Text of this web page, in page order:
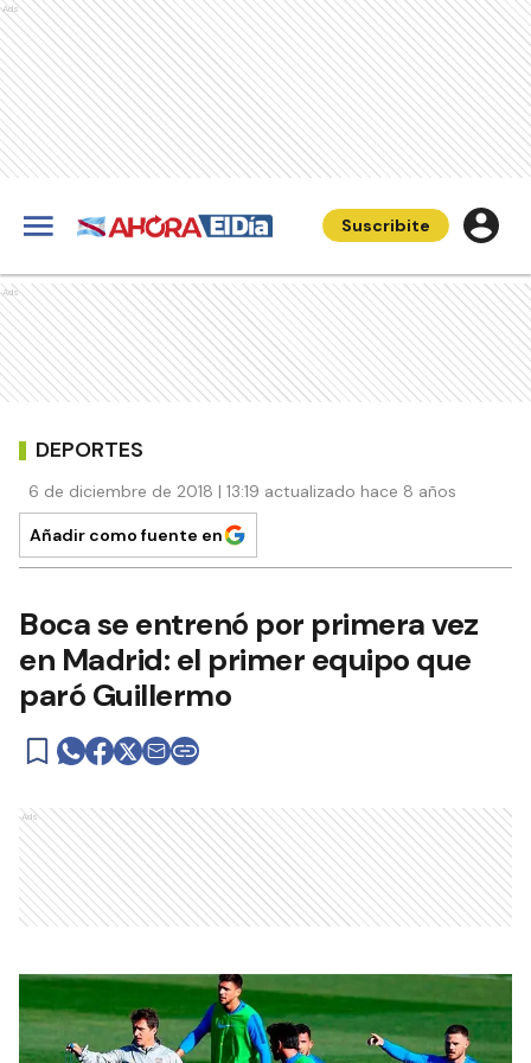
Ads
Suscribite
Ads
DEPORTES
6 de diciembre de 2018 | 13:19 actualizado hace 8 años
Añadir como fuente en
Boca se entrenó por primera vez
en Madrid: el primer equipo que
paró Guillermo
Ads